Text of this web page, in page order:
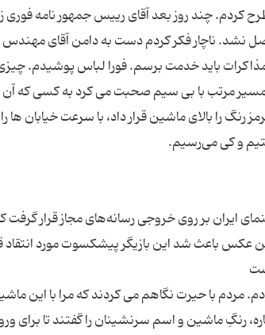
کردم. چند روز بعد آقای رییس جمهور نامه
نشد. ناچار فکر کردم دست به دامن آقای
باید خدمت برسم. فورا لباس پوشیدم.
مرتب با بی سیم صحبت می کرد به کسی که
رنگ را بالای ماشین قرار داد، با سرعت
ایران بر روی خروجی رسانه‌های مجاز قرار گرفت
عکس باعث شد این بازیگر پیشکسوت مورد انتقاد
مردم با حیرت نگاهم می کردند که مرا با این
رنگِ ماشین و اسم سرنشینان را گفتند تا برای